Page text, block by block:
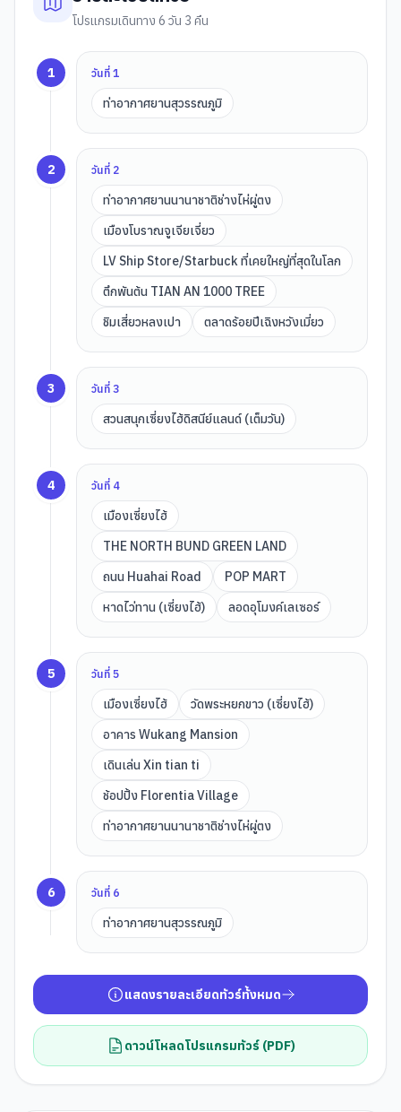
โปรแกรมเดินทาง 6 วัน 3 คืน
1 วันที่1
ท่าอากาศยานสุวรรณภูมิ
2 วันที่ 2
ท่าอากาศยานนานาชาติช่างไห่ผู่ตง
เมืองโบราณจูเจียเจี่ยว
LV Ship Store/Starbuck ที่เคยใหญ่ที่สุดในโลก
ตึกพันต้น TIAN AN 1000 TREE
ชิมเสี่ยวหลงเปา
ตลาดร้อยปีเฉิงหวังเมี่ยว
3 วันที่3
สวนสนุกเซี่ยงไฮ้ดิสนีย์แลนด์ (เต็มวัน)
4 วันที่ 4
เมืองเซี่ยงไฮ้
THE NORTH BUND GREEN LAND
ถนน Huahai Road
POP MART
หาดไว่ทาน (เซี่ยงไฮ้)
ลอดอุโมงค์เลเซอร์
5 วันที่5
เมืองเซี่ยงไฮ้
วัดพระหยกขาว (เซี่ยงไฮ้)
อาคาร Wukang Mansion
เดินเล่น Xin tian ti
ช้อปปิ้ง Florentia Village
ท่าอากาศยานนานาชาติช่างไห่ผู่ตง
6 วันที่ 6
ท่าอากาศยานสุวรรณภูมิ
แสดงรายละเอียดทัวร์ทั้งหมด
ดาวน์โหลดโปรแกรมทัวร์ (PDF)